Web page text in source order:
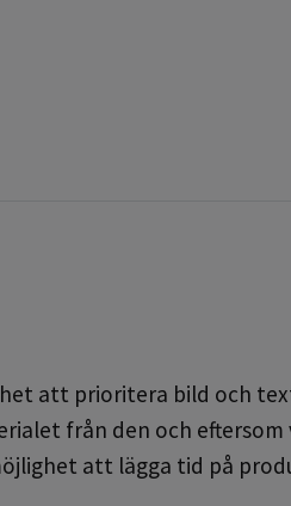
att prioritera bild och
från den och
att lägga tid på